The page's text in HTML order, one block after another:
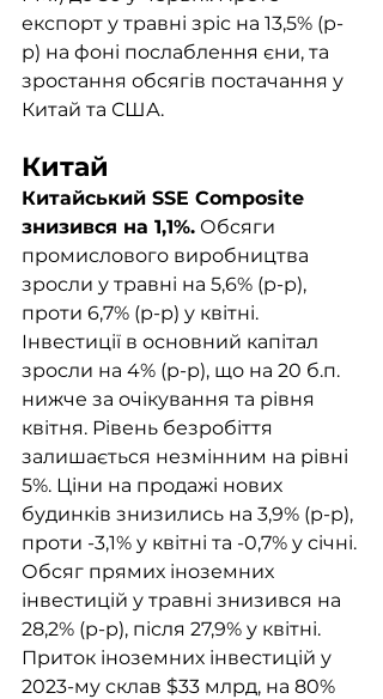
експорт у травні зріс на 13,5% (р-
р) на фоні послаблення єни, та
зростання обсягів постачання у
Китай та США.
Китай
Китайський SSE Composite
знизився на 1,1%. Обсяги
промислового виробництва
зросли у травні на 5,6% (р-р),
проти 6,7% (р-р) у квітні.
Інвестиції в основний капітал
зросли на 4% (р-р), що на 20 б.п.
нижче за очікування та рівня
квітня. Рівень безробіття
залишається незмінним на рівні
5%. Ціни на продажі нових
будинків знизились на 3,9% (р-р),
проти -3,1% у квітні та -0,7% у січні.
Обсяг прямих іноземних
інвестицій у травні знизився на
28,2% (р-р), після 27,9% у квітні.
Приток іноземних інвестицій у
2023-му склав $33 млрд, на 80%